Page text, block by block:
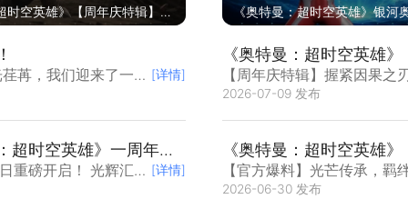
时空英雄》【周年庆特辑】免
苒，我们迎来了一周 [详情]
超时空英雄》一周年庆
重磅开启！ 光辉汇 [详情]
《奥特曼：超时空英雄》银河
《奥特曼：超时空英雄
塔奥特曼德尔塔天爪即
【周年庆特辑】握紧因果
线！ 队员们请注意，奥奥队
2026-07-09 发布
《奥特曼：超时空英雄
特曼即将上线！
【官方爆料】光芒传承，
奥奥队长带来最新消息！他
2026-06-30 发布